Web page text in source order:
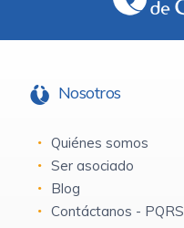
Nosotros
Quiénes somos
Ser asociado
Blog
Contáctanos - PQRS